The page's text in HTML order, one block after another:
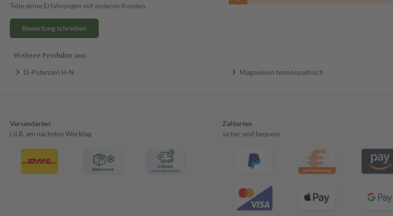
Teile deine Erfahrungen mit anderen Kunden.
Bewertung schreiben
Weitere Produkte aus:
D-Potenzen H-N Magnesium homöopathisch
Versandarten
i.d.R. am nächsten Werktag
Zahlarten
sicher und bequem